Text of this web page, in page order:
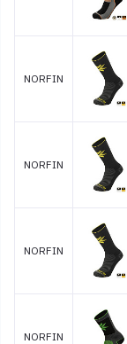
NORFIN
NORFIN
NORFIN
NORFIN